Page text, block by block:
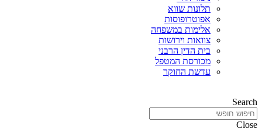
תלונות שווא
אפוטרופוסות
אלימות במשפחה
צוואות וירושות
בית הדין הרבני
מכורסת המטפל
עדשת החוקר
Search
Close